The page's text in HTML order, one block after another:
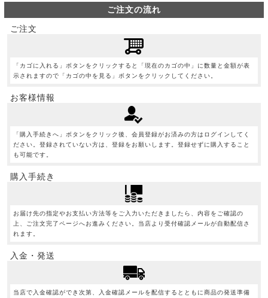
ご注文の流れ
ご注文
「カゴに入れる」ボタンをクリックすると「現在のカゴの中」に数量と金額が表
示されますので「カゴの中を見る」ボタンをクリックしてください。
お客様情報
「購入手続きへ」ボタンをクリック後、会員登録がお済みの方はログインしてく
ださい。登録されていない方は、登録をお願いします。登録せずに購入すること
も可能です。
購入手続き
お届け先の指定やお支払い方法等をご入力いただきましたら、内容をご確認の
上、ご注文完了ページへお進みください。当店より受付確認メールが自動配信さ
れます。
入金・発送
当店で入金確認ができ次第、入金確認メールを配信するとともに商品の発送準備